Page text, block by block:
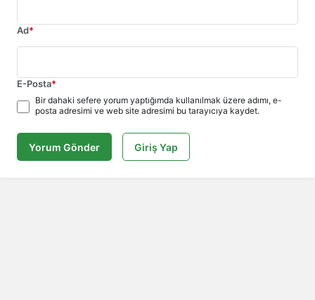
Ad*
E-Posta*
Bir dahaki sefere yorum yaptığımda kullanılmak üzere adımı, e-
posta adresimi ve web site adresimi bu tarayıcıya kaydet.
Yorum Gönder Giriş Yap